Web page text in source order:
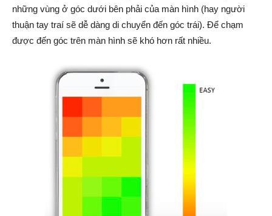
những vùng ở góc dưới bên phải của màn hình (hay người
thuận tay traí sẽ dễ dàng di chuyển đến góc trái). Để chạm
được đến góc trên màn hình sẽ khó hơn rất nhiều.